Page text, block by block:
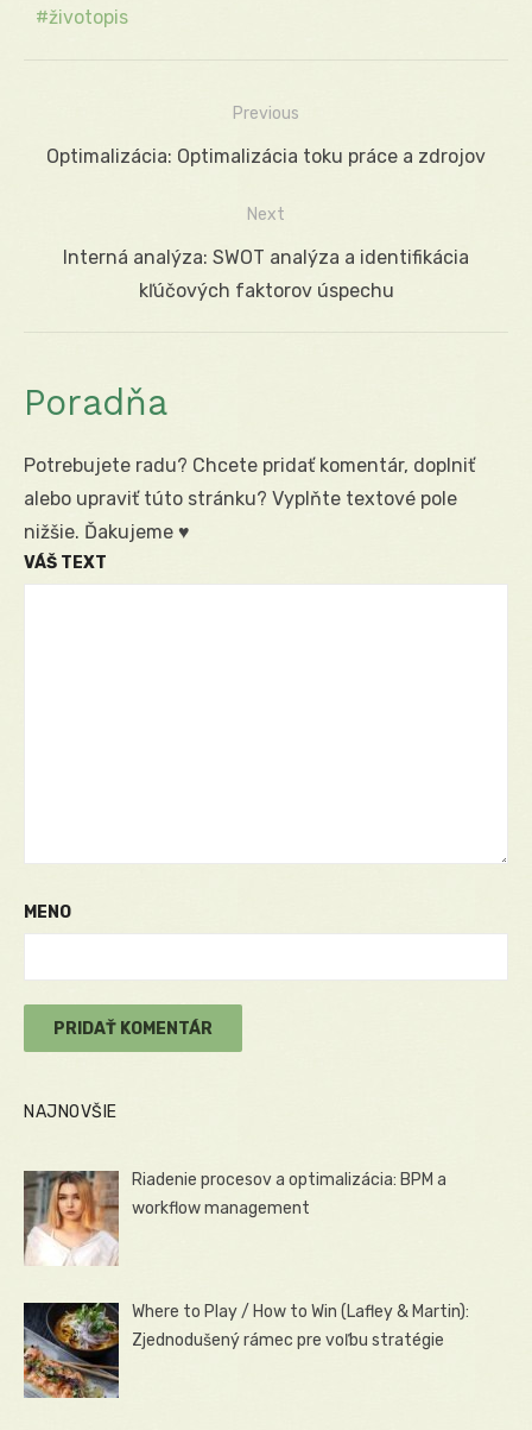
životopis
Navigácia
Previous
Previous
Optimalizácia: Optimalizácia toku práce a zdrojov
Next
NextInterná analýza: SWOT analýza a identifikácia
kľúčových faktorov úspechu
Poradňa
Potrebujete radu? Chcete pridať komentár, doplniť
alebo upraviť túto stránku? Vyplňte textové pole
nižšie. Ďakujeme ♥
VÁŠ TEXT
MENO
NAJNOVŠIE
Riadenie procesov a optimalizácia: BPM a
workflow management
Where to Play / How to Win (Lafley & Martin):
Zjednodušený rámec pre voľbu stratégie